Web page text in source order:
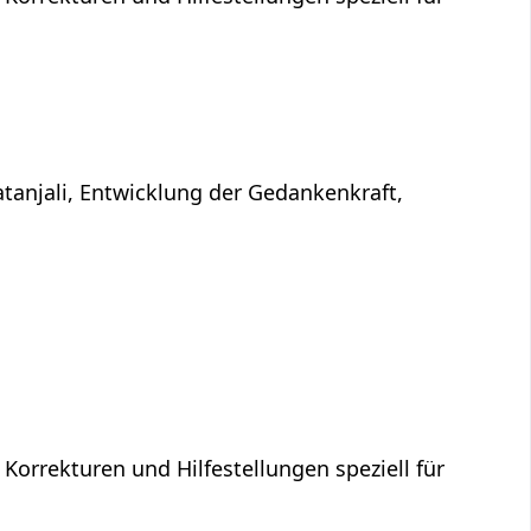
Entwicklung der Gedankenkraft,
und Hilfestellungen speziell für